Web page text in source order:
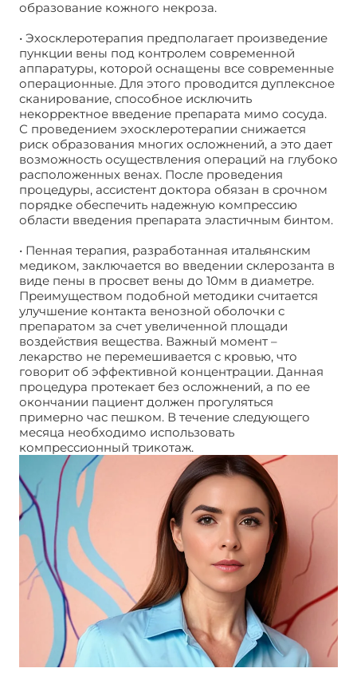
образование кожного некроза.
• Эхосклеротерапия предполагает произведение
пункции вены под контролем современной
аппаратуры, которой оснащены все современные
операционные. Для этого проводится дуплексное
сканирование, способное исключить
некорректное введение препарата мимо сосуда.
С проведением эхосклеротерапии снижается
риск образования многих осложнений, а это дает
возможность осуществления операций на глубоко
расположенных венах. После проведения
процедуры, ассистент доктора обязан в срочном
порядке обеспечить надежную компрессию
области введения препарата эластичным бинтом.
• Пенная терапия, разработанная итальянским
медиком, заключается во введении склерозанта в
виде пены в просвет вены до 10мм в диаметре.
Преимуществом подобной методики считается
улучшение контакта венозной оболочки с
препаратом за счет увеличенной площади
воздействия вещества. Важный момент –
лекарство не перемешивается с кровью, что
говорит об эффективной концентрации. Данная
процедура протекает без осложнений, а по ее
окончании пациент должен прогуляться
примерно час пешком. В течение следующего
месяца необходимо использовать
компрессионный трикотаж.